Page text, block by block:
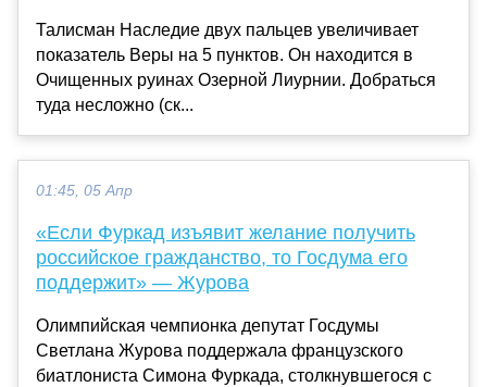
Талисман Наследие двух пальцев увеличивает
показатель Веры на 5 пунктов. Он находится в
Очищенных руинах Озерной Лиурнии. Добраться
туда несложно (ск...
01:45, 05 Апр
«Если Фуркад изъявит желание получить
российское гражданство, то Госдума его
поддержит» — Журова
Олимпийская чемпионка депутат Госдумы
Светлана Журова поддержала французского
биатлониста Симона Фуркада, столкнувшегося с